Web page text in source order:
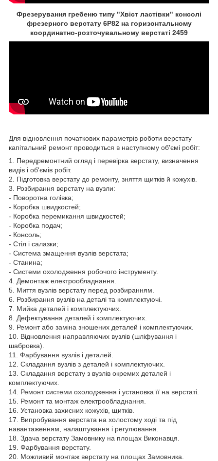
Фрезерування гребеню типу "Хвіст ластівки" консолі
фрезерного верстату 6Р82 на горизонтальному
координатно-розточувальному верстаті 2459
Для відновлення початкових параметрів роботи верстату
капітальний ремонт проводиться в наступному об'ємі робіт:
1. Передремонтний огляд і перевірка верстату, визначення
видів і об'ємів робіт.
2. Підготовка верстату до ремонту, зняття щитків й кожухів.
3. Розбирання верстату на вузли:
- Поворотна голівка;
- Коробка швидкостей;
- Коробка перемикання швидкостей;
- Коробка подач;
- Консоль;
- Стіл і салазки;
- Система змащення вузлів верстата;
- Станина;
- Системи охолодження робочого інструменту.
4. Демонтаж електрообладнання.
5. Миття вузлів верстату перед розбиранням.
6. Розбирання вузлів на деталі та комплектуючі.
7. Мийка деталей і комплектуючих.
8. Дефектування деталей і комплектуючих.
9. Ремонт або заміна зношених деталей і комплектуючих.
10. Відновлення направляючих вузлів (шліфування і
шабровка).
11. Фарбування вузлів і деталей.
12. Складання вузлів з деталей і комплектуючих.
13. Складання верстату з вузлів окремих деталей і
комплектуючих.
14. Ремонт системи охолодження і установка її на верстаті.
15. Ремонт та монтаж електрообладнання.
16. Установка захисних кожухів, щитків.
17. Випробування верстата на холостому ході та під
навантаженням, налаштування і регулювання.
18. Здача верстату Замовнику на площах Виконавця.
19. Фарбування верстату.
20. Можливий монтаж верстату на площах Замовника.